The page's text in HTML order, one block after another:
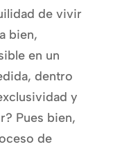
de vivir
bien,
en un
dentro
y
Pues bien,
de